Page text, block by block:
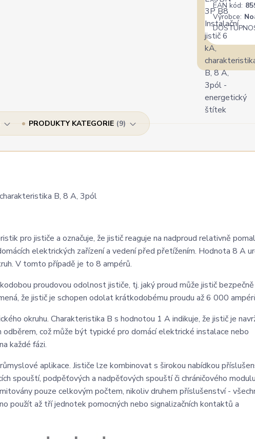
EAN kód:
Výrobce:
PRODUKTY KATEGORIE 9
B, 8 A, 3pól
pro jističe a označuje, že jistič reaguje na nadproud relativně
elektrických zařízení a vedení před přetížením. Hodnota 8 A
V tomto případě je to 8 ampérů.
proudovou odolnost jističe, tj. jaký proud může jistič bezpečně
že jistič je schopen odolat krátkodobému proudu až 6 000
okruhu. Charakteristika B s hodnotou 1 A indikuje, že jistič je
což může být typické pro domácí elektrické instalace nebo
každé fázi.
aplikace. Jističe lze kombinovat s širokou nabídkou
spouští, podpěťových a nadpěťových spouští či chráničového
pouze celkovým počtem, nikoliv druhem příslušenství -
použít až tří jednotek pomocných nebo signalizačních kontaktů a